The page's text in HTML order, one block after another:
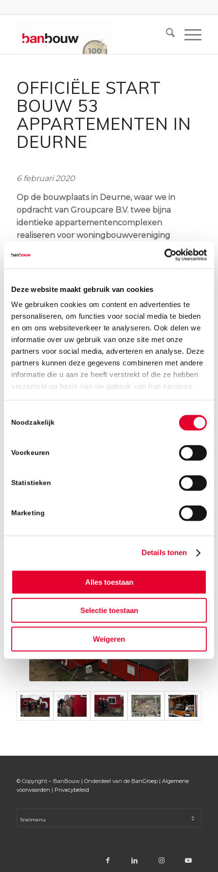
Deze website maakt gebruik van cookies
We gebruiken cookies om content en advertenties te
personaliseren, om functies voor social media te bieden
en om ons websiteverkeer te analyseren. Ook delen we
informatie over uw gebruik van onze site met onze
partners voor social media, adverteren en analyse. Deze
partners kunnen deze gegevens combineren met andere
informatie die u aan ze heeft verstrekt of die ze hebben
verzameld op basis van uw gebruik van hun services.
Noodzakelijk
Voorkeuren
Statistieken
Marketing
Details tonen
Alles toestaan
Selectie toestaan
Weigeren
OFFICIËLE START
BOUW 53
APPARTEMENTEN IN
DEURNE
6 februari 2020
Op de bouwplaats in Deurne, waar we in
opdracht van Groupcare B.V. twee bijna
identieke appartementencomplexen
realiseren voor woningbouwvereniging
Bergopwaarts, vond op donderdag 6 februari
Bergopwaarts gaven directeur-bestuurder
Tanja Liebers, Leon Verdonschot van
Groupcare B.V. en wethouder Helm Verhees
van gemeente Deurne op symbolische wijze
het startsein. Onder het genot van een heerlijk
Brabants worstenbroodje en een kop koffie
van Koffiebar Milanos metselden zij de eerste
we klaar voor de toekomst”, aldus Tanja
Op onze
blijft u op de hoogte
van alle werkzaamheden rondom dit mooie
© Copyright – BanBouw | Onderdeel van de BanGroep| Algemene
voorwaarden | Privacybeleid